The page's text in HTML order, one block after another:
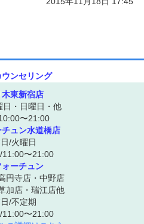
ンセリング
木東新宿店
日・日曜日・他
〜21:00
ュン水道橋店
/火曜日
11:00〜21:00
ォーチュン
円寺店・中野店
加店・瑞江店他
/不定期
11:00〜21:00